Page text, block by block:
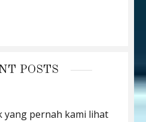
POSTS
yang pernah kami lihat